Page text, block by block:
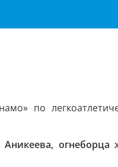
по
Аникеева, огнеборца